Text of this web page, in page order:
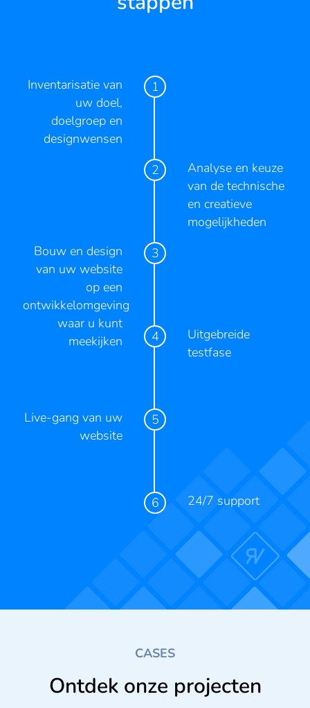
Inventarisatie van
uw doel,
doelgroep en
designwensen
Analyse en keuze
van de technische
en creatieve
mogelijkheden
Bouw en design
van uw website
op een
ontwikkelomgeving
waar u kunt
meekijken
Uitgebreide
testfase
Live-gang van uw
website
24/7 support
CASES
Ontdek onze projecten